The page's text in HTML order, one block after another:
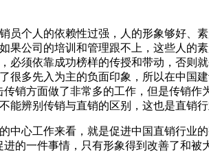
个人的依赖性过强，人的形象够好、
果公司的培训和管理跟不上，这些人的
须依靠成功榜样的传授和带动，否则
多先入为主的负面印象，所以在中国
销方面做了非常多的工作，但是传销
辨别传销与直销的区别，这也是直销
心工作来看，就是促进中国直销行业
的一件事情，只有形象得到改善了和